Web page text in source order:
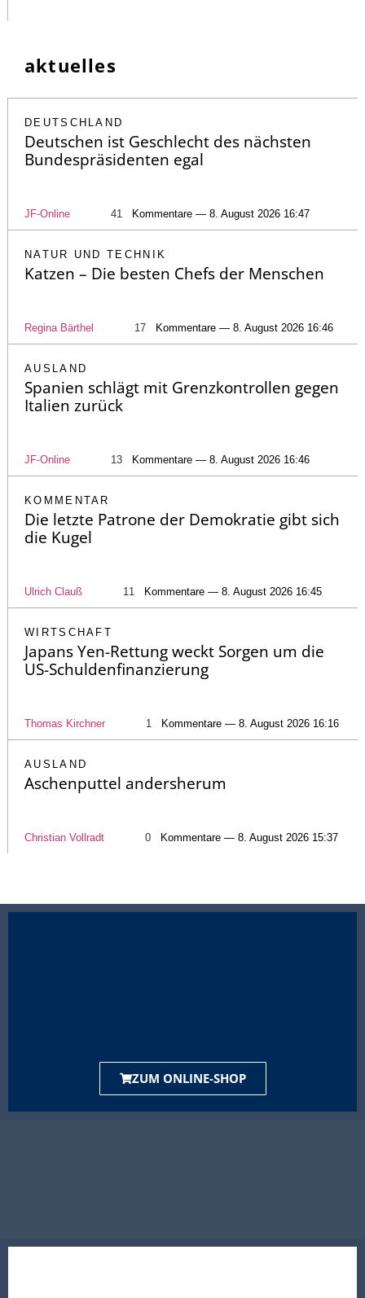
aktuelles
DEUTSCHLAND
Deutschen ist Geschlecht des nächsten
Bundespräsidenten egal
JF-Online 41 Kommentare — 8. August 2026 16:47
NATUR UND TECHNIK
Katzen – Die besten Chefs der Menschen
Regina Bärthel 17 Kommentare — 8. August 2026 16:46
AUSLAND
Spanien schlägt mit Grenzkontrollen gegen
Italien zurück
JF-Online 13 Kommentare — 8. August 2026 16:46
KOMMENTAR
Die letzte Patrone der Demokratie gibt sich
die Kugel
Ulrich Clauß 11 Kommentare — 8. August 2026 16:45
WIRTSCHAFT
Japans Yen-Rettung weckt Sorgen um die
US-Schuldenfinanzierung
Thomas Kirchner 1 Kommentare — 8. August 2026 16:16
AUSLAND
Aschenputtel andersherum
Christian Vollradt 0 Kommentare — 8. August 2026 15:37
ZUM ONLINE-SHOP